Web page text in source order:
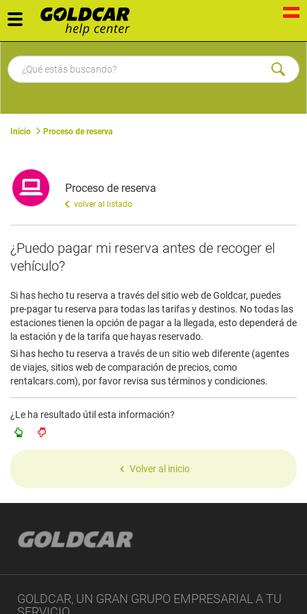
Toggle
navigation
Inicio Proceso de reserva
Proceso de reserva
volver al listado
¿Puedo pagar mi reserva antes de recoger el
vehículo?
Si has hecho tu reserva a través del sitio web de Goldcar, puedes
pre-pagar tu reserva para todas las tarifas y destinos. No todas las
estaciones tienen la opción de pagar a la llegada, esto dependerá de
la estación y de la tarifa que hayas reservado.
Si has hecho tu reserva a través de un sitio web diferente (agentes
de viajes, sitios web de comparación de precios, como
rentalcars.com), por favor revisa sus términos y condiciones.
¿Le ha resultado útil esta información?
Volver al inicio
GOLDCAR, UN GRAN GRUPO EMPRESARIAL A TU